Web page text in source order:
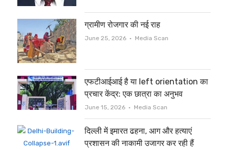
ग्रामीण रोजगार की नई राह
June 25, 2026 Author
Media Scan
एफटीआईआई है या left orientation का
प्रचार केंद्र: एक छात्रा का अनुभव
June 15, 2026 Author
Media Scan
दिल्ली में इमारत ढहना, आग और हत्याएं
प्रशासन की नाकामी उजागर कर रही हैं